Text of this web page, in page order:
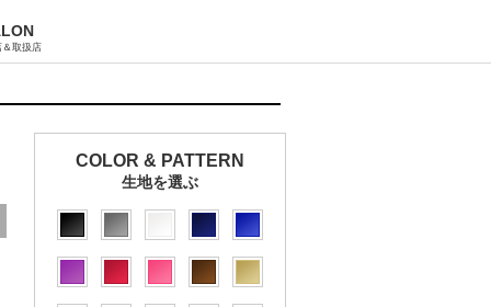
＆取扱店
COLOR & PATTERN
生地を選ぶ